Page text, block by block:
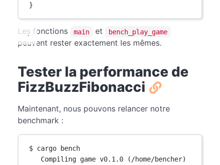
}
Les fonctions main et bench_play_game
peuvent rester exactement les mêmes.
Tester la performance de
FizzBuzzFibonacci
Maintenant, nous pouvons relancer notre
benchmark :
$ cargo bench
Compiling game v0.1.0 (/home/bencher)